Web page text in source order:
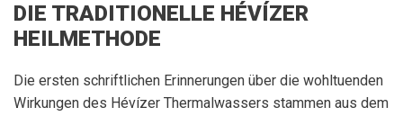
DIE TRADITIONELLE HÉVÍZER
HEILMETHODE
Die ersten schriftlichen Erinnerungen über die wohltuenden
Wirkungen des Hévízer Thermalwassers stammen aus dem